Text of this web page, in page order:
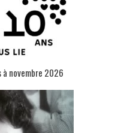
à novembre 2026